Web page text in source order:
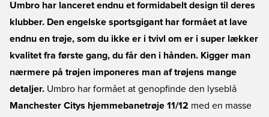
Umbro har lanceret endnu et formidabelt design til deres
klubber. Den engelske sportsgigant har formået at lave
endnu en trøje, som du ikke er i tvivl om er i super lækker
kvalitet fra første gang, du får den i hånden. Kigger man
nærmere på trøjen imponeres man af trøjens mange
detaljer. Umbro har formået at genopfinde den lyseblå
Manchester Citys hjemmebanetrøje 11/12 med en masse